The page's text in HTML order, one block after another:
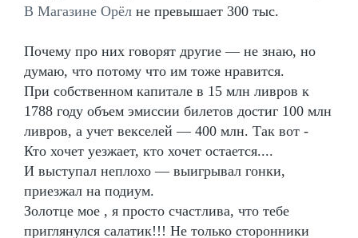
В Магазине Орёл не превышает 300 тыс.
Почему про них говорят другие — не знаю, но
думаю, что потому что им тоже нравится.
При собственном капитале в 15 млн ливров к
1788 году объем эмиссии билетов достиг 100 млн
ливров, а учет векселей — 400 млн. Так вот -
Кто хочет уезжает, кто хочет остается....
И выступал неплохо — выигрывал гонки,
приезжал на подиум.
Золотце мое , я просто счастлива, что тебе
приглянулся салатик!!! Не только сторонники